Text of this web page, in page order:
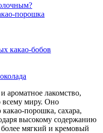
порошка
какао-бобов
ароматное лакомство,
всему миру. Оно
какао-порошка, сахара,
высокому содержанию
мягкий и кремовый